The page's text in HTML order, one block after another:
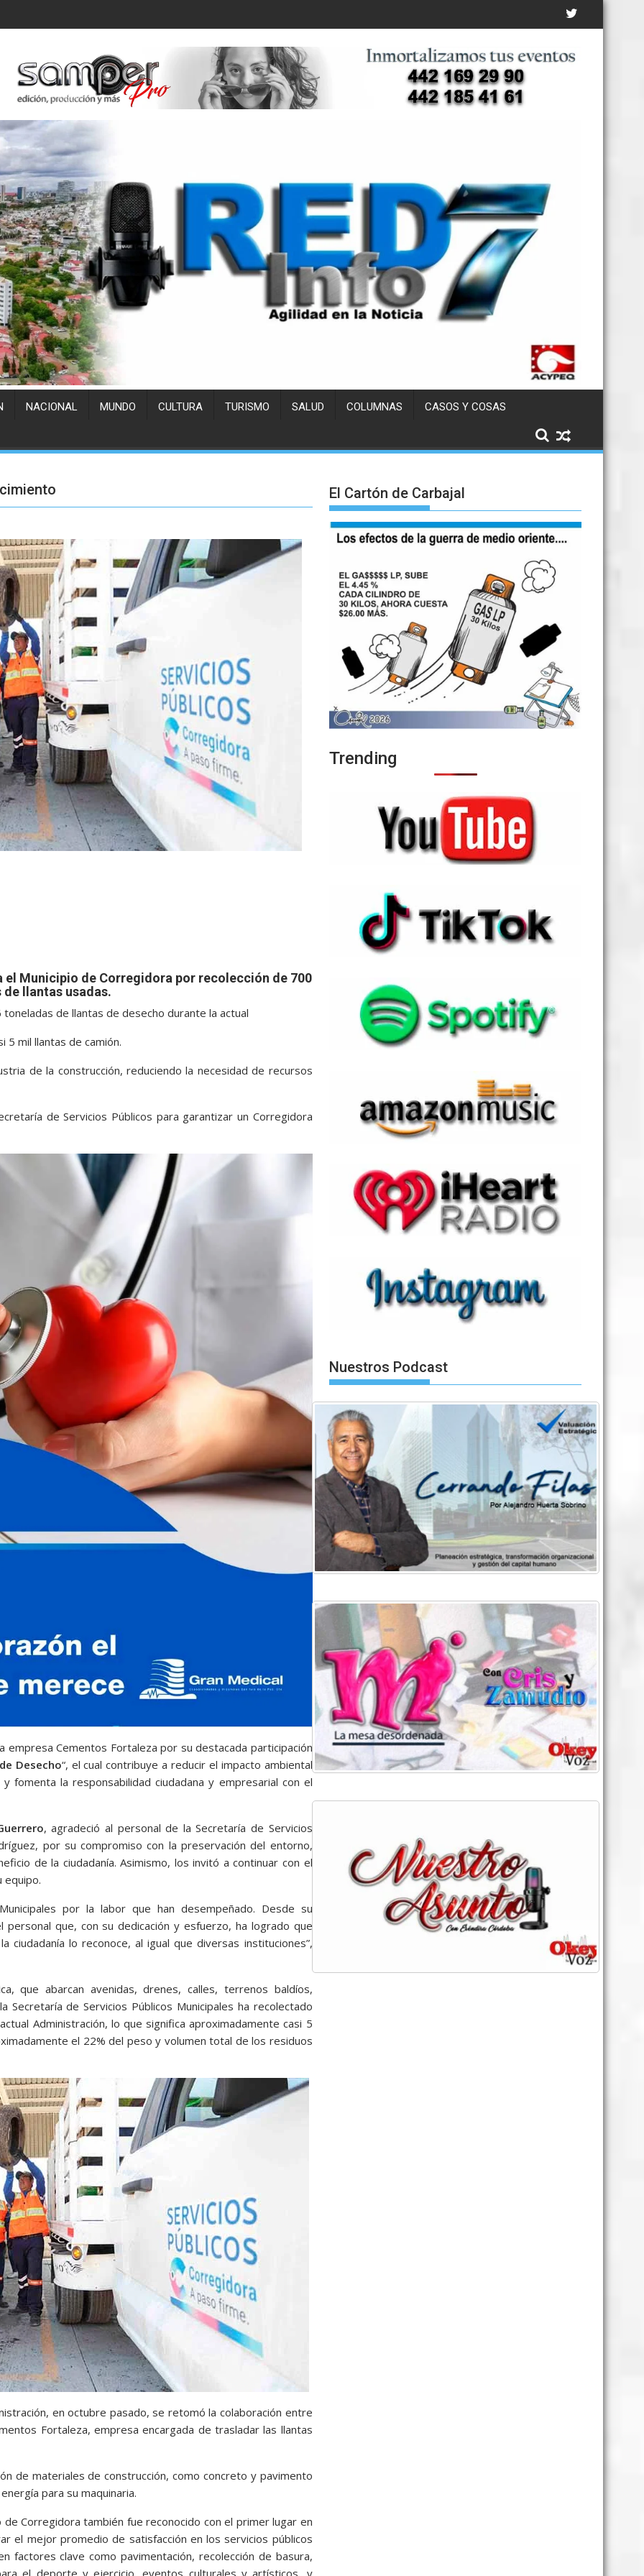
NACIONAL MUNDO CULTURA TURISMO SALUD COLUMNAS CASOS Y COSAS
Municipio de Corregidora por recolección de 700
llantas usadas.
de llantas de desecho durante la actual
5 mil llantas de camión.
de la construcción, reduciendo la necesidad de recursos
de Servicios Públicos para garantizar un Corregidora
empresa Cementos Fortaleza por su destacada participación
Desecho“, el cual contribuye a reducir el impacto ambiental
fomenta la responsabilidad ciudadana y empresarial con el
, agradeció al personal de la Secretaría de Servicios
por su compromiso con la preservación del entorno,
de la ciudadanía. Asimismo, los invitó a continuar con el
equipo.
por la labor que han desempeñado. Desde su
que, con su dedicación y esfuerzo, ha logrado que
ciudadanía lo reconoce, al igual que diversas instituciones”,
que abarcan avenidas, drenes, calles, terrenos baldíos,
Secretaría de Servicios Públicos Municipales ha recolectado
Administración, lo que significa aproximadamente casi 5
el 22% del peso y volumen total de los residuos
en octubre pasado, se retomó la colaboración entre
Fortaleza, empresa encargada de trasladar las llantas
de materiales de construcción, como concreto y pavimento
para su maquinaria.
Corregidora también fue reconocido con el primer lugar en
el mejor promedio de satisfacción en los servicios públicos
factores clave como pavimentación, recolección de basura,
el deporte y ejercicio, eventos culturales y artísticos, y
El Cartón de Carbajal
Trending
Nuestros Podcast